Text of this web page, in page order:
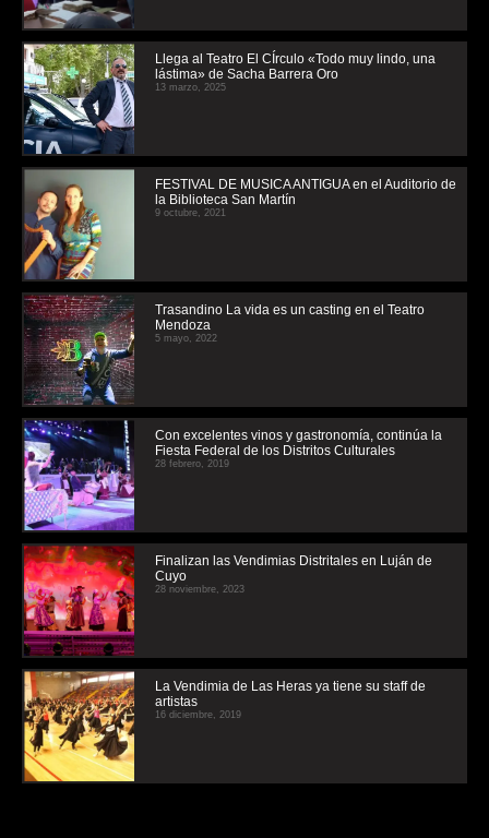
Llega al Teatro El CÍrculo «Todo muy lindo, una
lástima» de Sacha Barrera Oro
13 marzo, 2025
FESTIVAL DE MUSICA ANTIGUA en el Auditorio de
la Biblioteca San Martín
9 octubre, 2021
Trasandino La vida es un casting en el Teatro
Mendoza
5 mayo, 2022
Con excelentes vinos y gastronomía, continúa la
Fiesta Federal de los Distritos Culturales
28 febrero, 2019
Finalizan las Vendimias Distritales en Luján de
Cuyo
28 noviembre, 2023
La Vendimia de Las Heras ya tiene su staff de
artistas
16 diciembre, 2019